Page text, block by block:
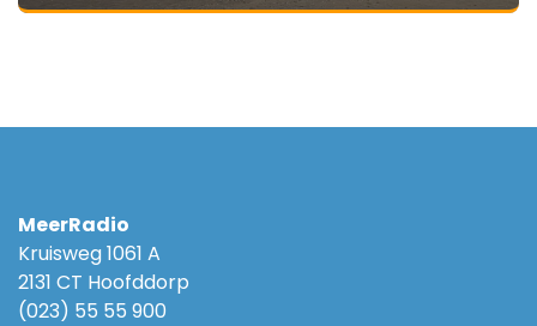
MeerRadio
Kruisweg 1061 A
2131 CT Hoofddorp
(023) 55 55 900